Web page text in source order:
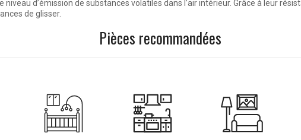
niveau d’émission de substances volatiles dans l’air intérieur. Grâce à leur
de glisser.
Pièces recommandées